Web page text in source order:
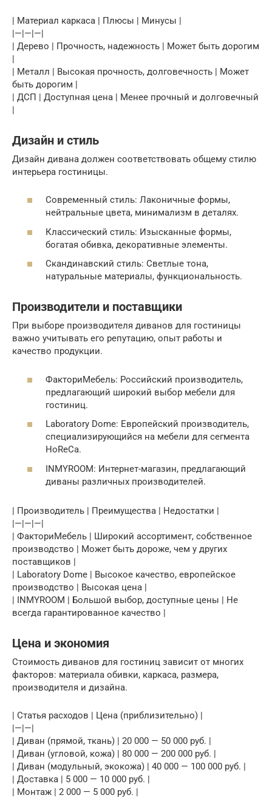
| Материал каркаса | Плюсы | Минусы |
|—|—|—|
| Дерево | Прочность, надежность | Может быть дорогим
|
| Металл | Высокая прочность, долговечность | Может
быть дорогим |
| ДСП | Доступная цена | Менее прочный и долговечный
|
Дизайн и стиль
Дизайн дивана должен соответствовать общему стилю
интерьера гостиницы.
Современный стиль: Лаконичные формы,
нейтральные цвета, минимализм в деталях.
Классический стиль: Изысканные формы,
богатая обивка, декоративные элементы.
Скандинавский стиль: Светлые тона,
натуральные материалы, функциональность.
Производители и поставщики
При выборе производителя диванов для гостиницы
важно учитывать его репутацию, опыт работы и
качество продукции.
ФакториМебель: Российский производитель,
предлагающий широкий выбор мебели для
гостиниц.
Laboratory Dome: Европейский производитель,
специализирующийся на мебели для сегмента
HoReCa.
INMYROOM: Интернет-магазин, предлагающий
диваны различных производителей.
| Производитель | Преимущества | Недостатки |
|—|—|—|
| ФакториМебель | Широкий ассортимент, собственное
производство | Может быть дороже, чем у других
поставщиков |
| Laboratory Dome | Высокое качество, европейское
производство | Высокая цена |
| INMYROOM | Большой выбор, доступные цены | Не
всегда гарантированное качество |
Цена и экономия
Стоимость диванов для гостиниц зависит от многих
факторов: материала обивки, каркаса, размера,
производителя и дизайна.
| Статья расходов | Цена (приблизительно) |
|—|—|
| Диван (прямой, ткань) | 20 000 — 50 000 руб. |
| Диван (угловой, кожа) | 80 000 — 200 000 руб. |
| Диван (модульный, экокожа) | 40 000 — 100 000 руб. |
| Доставка | 5 000 — 10 000 руб. |
| Монтаж | 2 000 — 5 000 руб. |